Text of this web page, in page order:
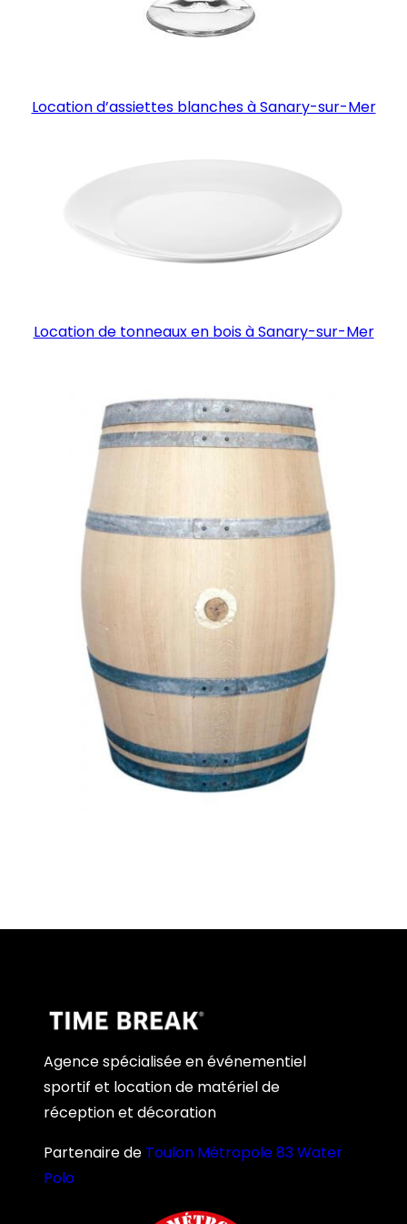
Location d’assiettes blanches à Sanary-sur-Mer
Location de tonneaux en bois à Sanary-sur-Mer
Agence spécialisée en événementiel
sportif et location de matériel de
réception et décoration
Partenaire de Toulon Métropole 83 Water
Polo